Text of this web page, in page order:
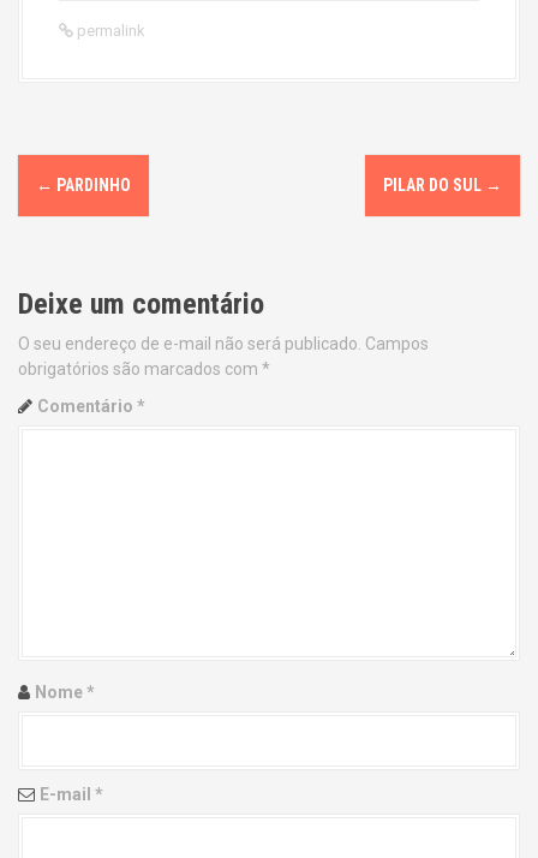
permalink
P
o
t
n
a
i
n
← PARDINHO PILAR DO SUL →
Deixe um comentário
O seu endereço de e-mail não será publicado. Campos
obrigatórios são marcados com *
Comentário *
Nome*
E-mail *